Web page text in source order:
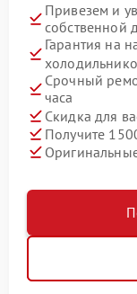
Привезем и
собственной
Гарантия на
Срочный
часа
Скидка для
Получите